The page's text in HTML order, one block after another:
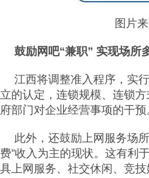
图片
鼓励网吧“兼职” 实现场所
江西将调整准入程序，实
立的认定，连锁规模、连锁
府部门对企业经营事项的干预
此外，还鼓励上网服务场
费”收入为主的现状。这有利
具上网服务、社交休闲、竞